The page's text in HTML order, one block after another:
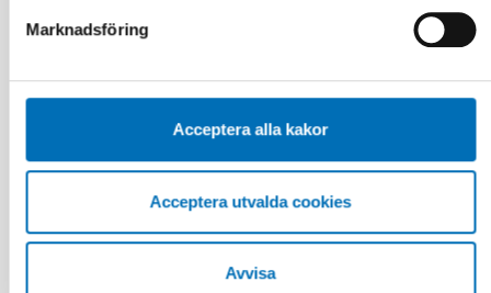
cookies kan du alltid radera dem genom att navigera till
Marknadsföring
Acceptera alla kakor
Acceptera utvalda cookies
Avvisa
14 jan 2020
Tactile Working Memory Scale – A Professional
10 11 nov 2026